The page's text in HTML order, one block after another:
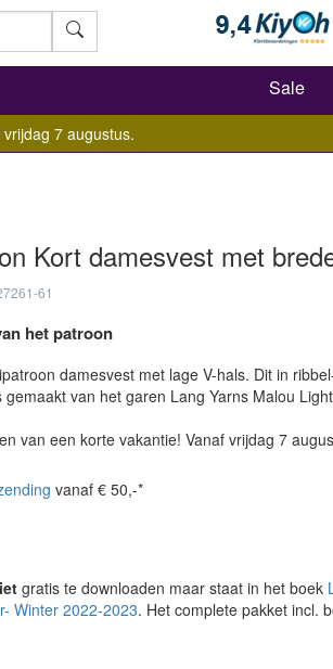
Zoeken
Sale
7 augustus.
Kort damesvest met
61
het patroon
damesvest met lage V-hals. Dit in
gemaakt van het garen Lang Yarns Malou
van een korte vakantie! Vanaf vrijdag 7
vanaf € 50,-*
gratis te downloaden maar staat in het boek
Winter 2022-2023. Het complete pakket incl.